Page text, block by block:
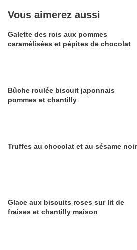
Vous aimerez aussi
Galette des rois aux pommes
caramélisées et pépites de chocolat
Bûche roulée biscuit japonnais
pommes et chantilly
Truffes au chocolat et au sésame noir
Glace aux biscuits roses sur lit de
fraises et chantilly maison